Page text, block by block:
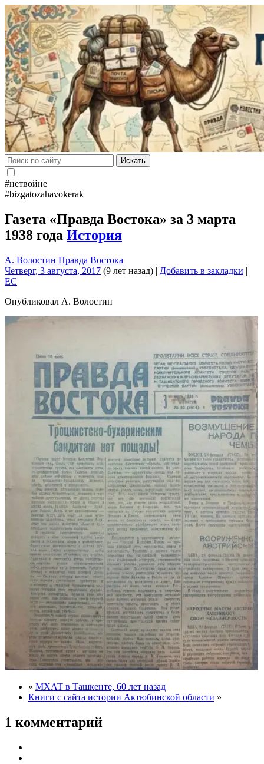
Искать
#нетвойне
#bizgatozahavokerak
Газета «Правда Востока» за 3 марта
1938 года История
А. Волостин Правда Востока
Четверг, 3 августа, 2017 (9 лет назад) | Добавить в закладки |
EC
Опубликовал А. Волостин
« МХАТ в Ташкенте, 60 лет назад
Книги с сайта истории Актюбинской области »
1 комментарий